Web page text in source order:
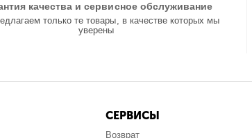
качества и сервисное обслуживание
только те товары, в качестве которых мы
уверены
СЕРВИСЫ
Возврат